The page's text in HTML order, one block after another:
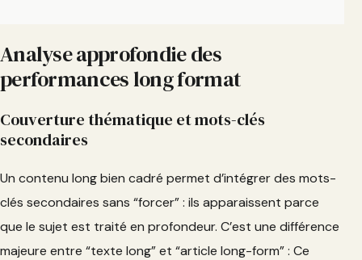
Analyse approfondie des
performances long format
Couverture thématique et mots-clés
secondaires
Un contenu long bien cadré permet d’intégrer des mots-
clés secondaires sans “forcer” : ils apparaissent parce
que le sujet est traité en profondeur. C’est une différence
majeure entre “texte long” et “article long-form” : Ce